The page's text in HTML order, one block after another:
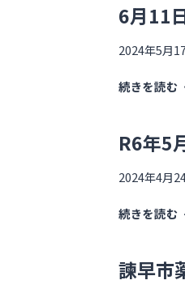
6月11
2024年5月
続きを読む
R6年5
2024年4月
続きを読む
諫早市